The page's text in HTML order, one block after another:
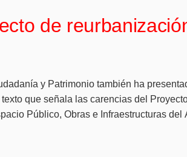
de
y Patrimonio también ha
que señala las carencias del
Público, Obras e Infraestructuras del